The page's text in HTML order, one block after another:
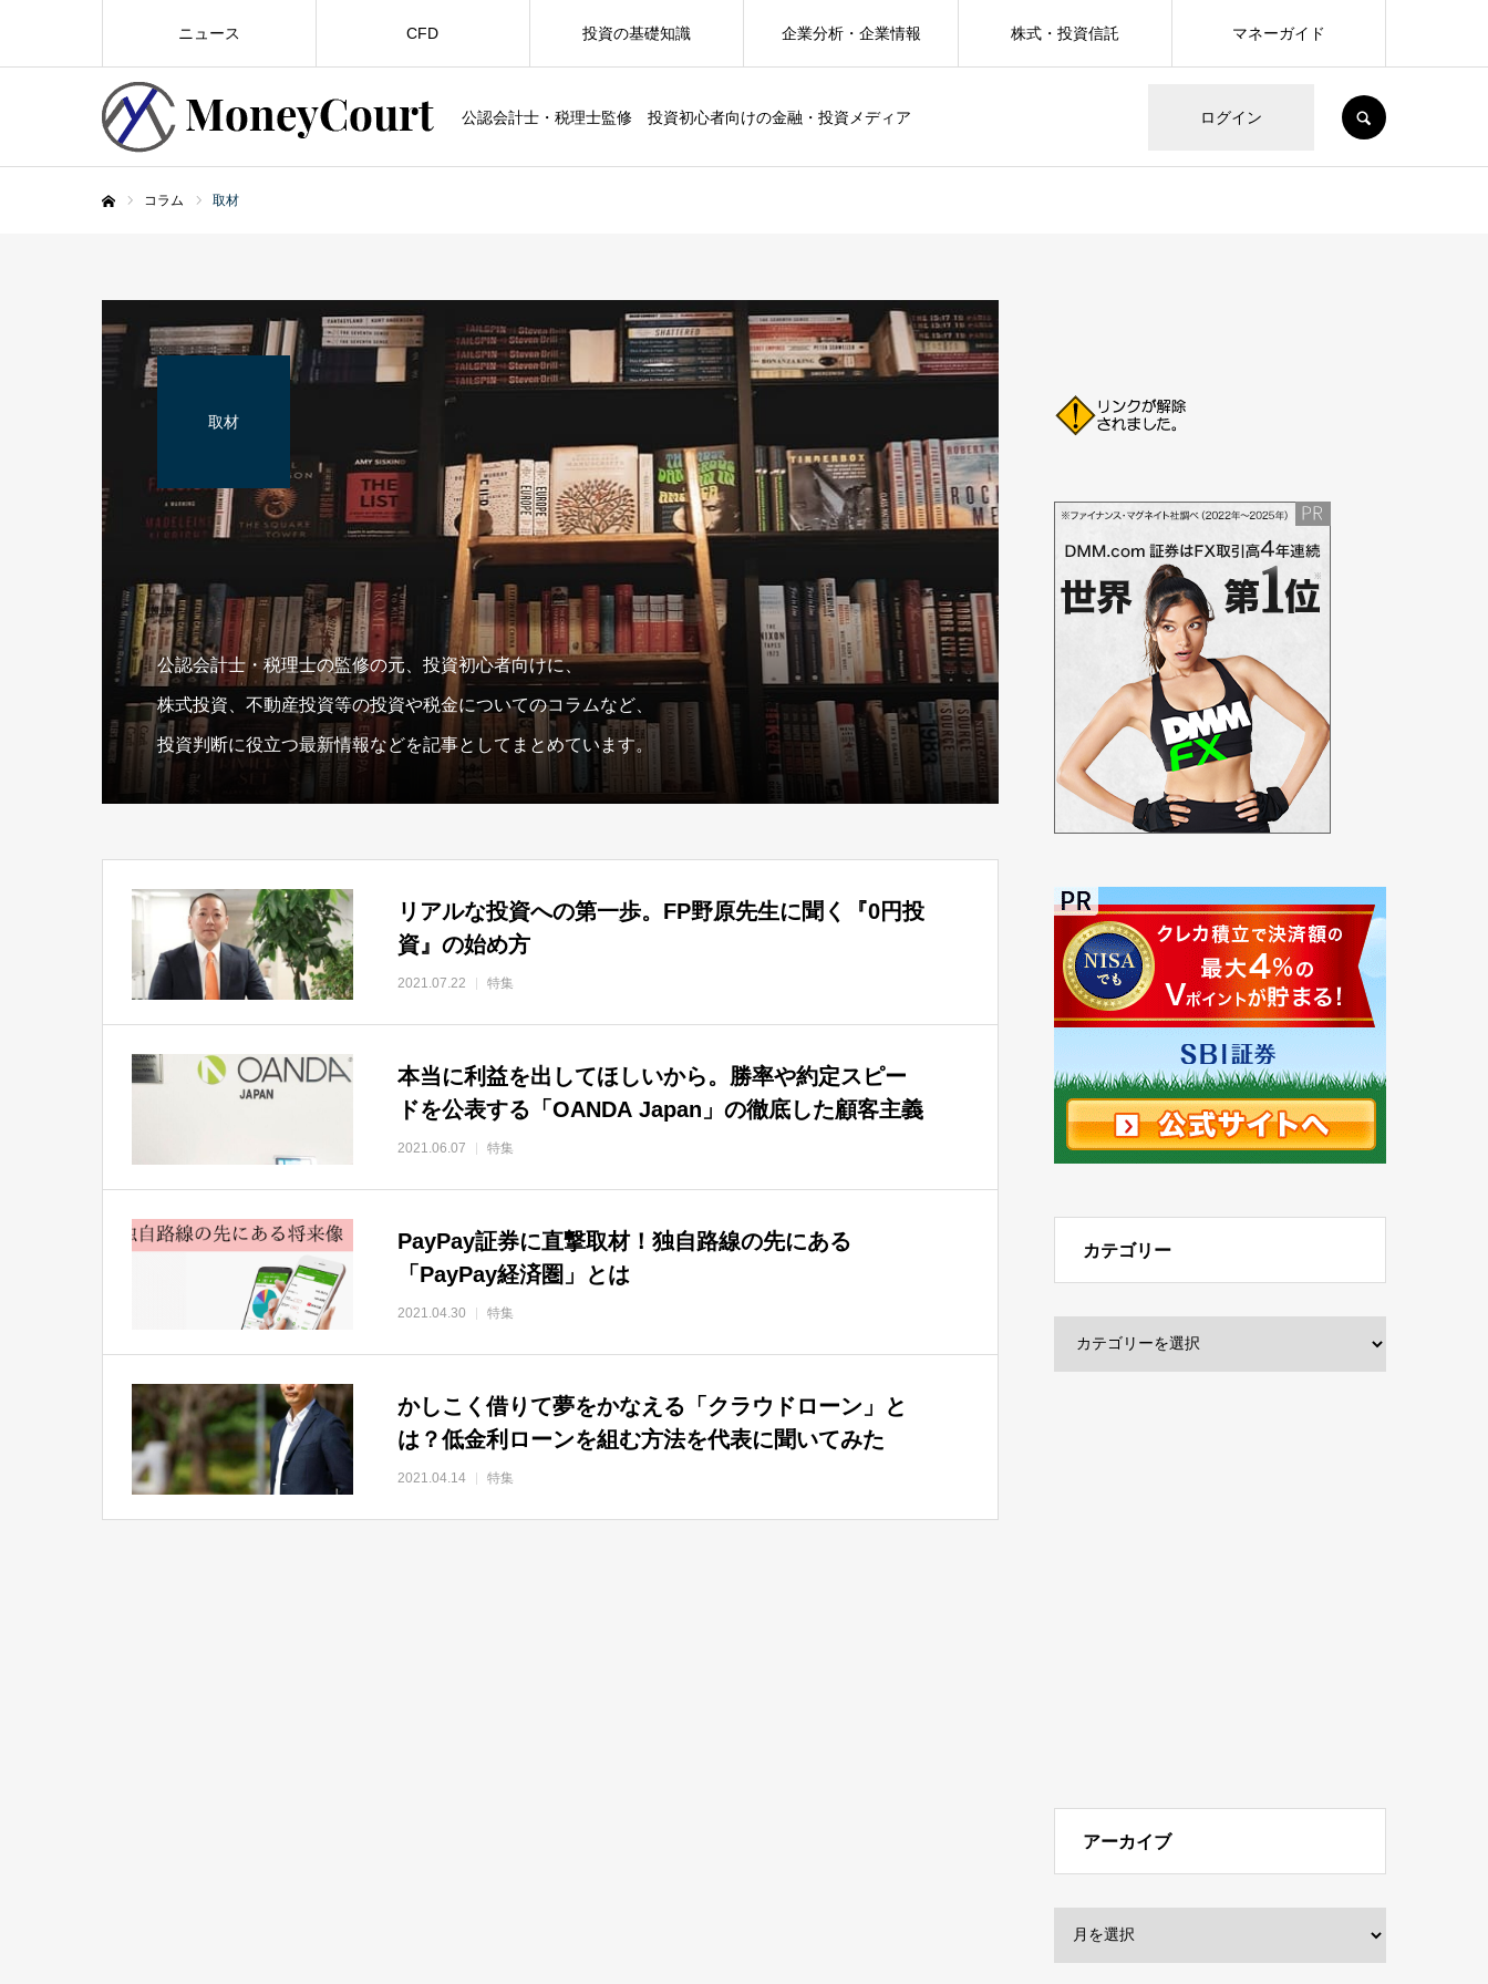
公認会計士・税理士監修 投資初心者向けの金融・投資メディア ログイン
ニュース CFD 投資の基礎知識 企業分析・企業情報 株式・投資信託 マネーガイド
コラム 取材
取材
公認会計士・税理士の監修の元、投資初心者向けに、
株式投資、不動産投資等の投資や税金についてのコラムなど、
投資判断に役立つ最新情報などを記事としてまとめています。
リアルな投資への第一歩。FP野原先生に聞く『0円投
資』の始め方
2021.07.22 特集
本当に利益を出してほしいから。勝率や約定スピー
ドを公表する「OANDA Japan」の徹底した顧客主義
2021.06.07 特集
PayPay証券に直撃取材！独自路線の先にある
「PayPay経済圏」とは
2021.04.30 特集
かしこく借りて夢をかなえる「クラウドローン」と
は？低金利ローンを組む方法を代表に聞いてみた
2021.04.14 特集
カテゴリー
アーカイブ